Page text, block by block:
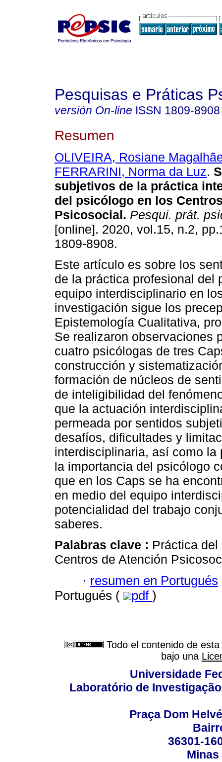
Pesquisas e Práticas
versión On-line ISSN 1809-8908
Resumen
OLIVEIRA, Rosiane
FERRARINI, Norma da Luz.
subjetivos de la práctica
del psicólogo en los
Psicosocial. Pesqui. prát.
[online]. 2020, vol.15, n.2,
1809-8908.
Este artículo es sobre los
de la práctica profesional del
equipo interdisciplinario en
investigación sigue los
Epistemología Cualitativa,
Se realizaron observaciones
cuatro psicólogas de tres
construcción y
formación de núcleos de
de inteligibilidad del
que la actuación
permeada por sentidos
desafíos, dificultades y
interdisciplinaria, así como
la importancia del psicólogo
que en los Caps se ha
en medio del equipo
potencialidad del trabajo
saberes.
Palabras clave : Práctica
Centros de Atención
· resumen en Portugués
Portugués (
pdf )
Todo el contenido de
bajo una
Universidade
Laboratório de
Praça Dom
36301-